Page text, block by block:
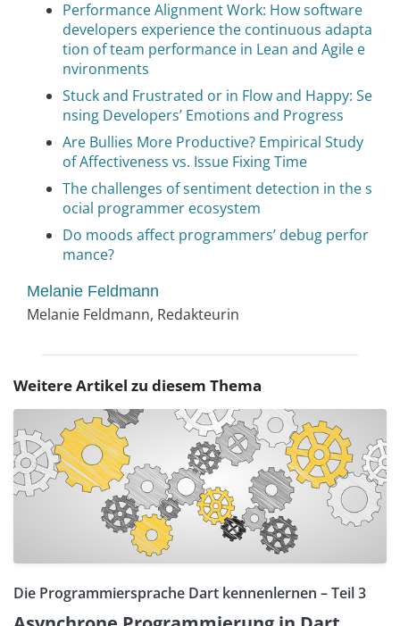
Performance Alignment Work: How software
developers experience the continuous adapta
tion of team performance in Lean and Agile e
nvironments
Stuck and Frustrated or in Flow and Happy: Se
nsing Developers’ Emotions and Progress
Are Bullies More Productive? Empirical Study
of Affectiveness vs. Issue Fixing Time
The challenges of sentiment detection in the s
ocial programmer ecosystem
Do moods affect programmers’ debug perfor
mance?
Melanie Feldmann
Melanie Feldmann, Redakteurin
Weitere Artikel zu diesem Thema
Die Programmiersprache Dart kennenlernen – Teil 3